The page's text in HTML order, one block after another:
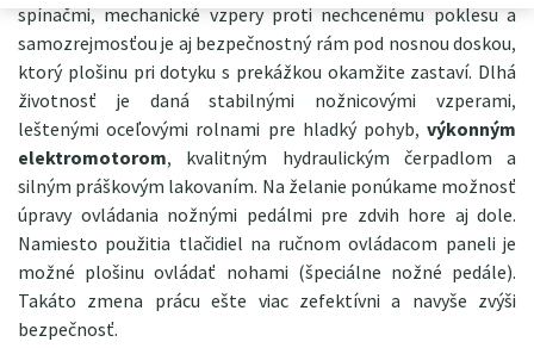
spínačmi, mechanické vzpery proti nechcenému poklesu a
samozrejmosťou je aj bezpečnostný rám pod nosnou doskou,
ktorý plošinu pri dotyku s prekážkou okamžite zastaví. Dlhá
životnosť je daná stabilnými nožnicovými vzperami,
leštenými oceľovými rolnami pre hladký pohyb, výkonným
elektromotorom, kvalitným hydraulickým čerpadlom a
silným práškovým lakovaním. Na želanie ponúkame možnosť
úpravy ovládania nožnými pedálmi pre zdvih hore aj dole.
Namiesto použitia tlačidiel na ručnom ovládacom paneli je
možné plošinu ovládať nohami (špeciálne nožné pedále).
Takáto zmena prácu ešte viac zefektívni a navyše zvýši
bezpečnosť.